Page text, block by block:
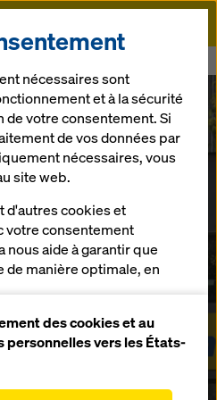
et Étaiement sur
Sud-Est
Vente
dans tous vos projets de
plus d’efficacité et de
nécessaires sont
et à la sécurité
de votre consentement. Si
de vos données par
nécessaires, vous
site web.
d'autres cookies et
votre consentement
aide à garantir que
manière optimale, en
la fonctionnalité de
fonctionnels et
des cookies et au
personnelles vers les États-